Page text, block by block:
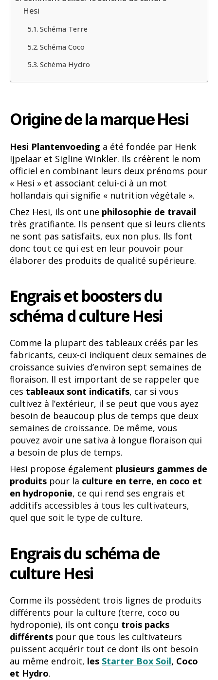
Hesi
Schéma Terre
Schéma Coco
Schéma Hydro
Origine de la marque Hesi
Hesi Plantenvoeding a été fondée par Henk
Ijpelaar et Sigline Winkler. Ils créèrent le nom
officiel en combinant leurs deux prénoms pour
« Hesi » et associant celui-ci à un mot
hollandais qui signifie « nutrition végétale ».
Chez Hesi, ils ont une philosophie de travail
très gratifiante. Ils pensent que si leurs clients
ne sont pas satisfaits, eux non plus. Ils font
donc tout ce qui est en leur pouvoir pour
élaborer des produits de qualité supérieure.
Engrais et boosters du
schéma d culture Hesi
Comme la plupart des tableaux créés par les
fabricants, ceux-ci indiquent deux semaines de
croissance suivies d’environ sept semaines de
floraison. Il est important de se rappeler que
ces tableaux sont indicatifs, car si vous
cultivez à l’extérieur, il se peut que vous ayez
besoin de beaucoup plus de temps que deux
semaines de croissance. De même, vous
pouvez avoir une sativa à longue floraison qui
a besoin de plus de temps.
Hesi propose également plusieurs gammes de
produits pour la culture en terre, en coco et
en hydroponie, ce qui rend ses engrais et
additifs accessibles à tous les cultivateurs,
quel que soit le type de culture.
Engrais du schéma de
culture Hesi
Comme ils possèdent trois lignes de produits
différents pour la culture (terre, coco ou
hydroponie), ils ont conçu trois packs
différents pour que tous les cultivateurs
puissent acquérir tout ce dont ils ont besoin
au même endroit, les Starter Box Soil, Coco
et Hydro.